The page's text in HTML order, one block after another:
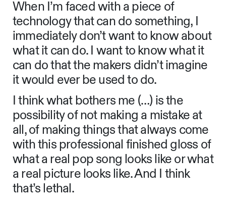
When I’m faced with a piece of
technology that can do something, I
immediately don’t want to know about
what it can do. I want to know what it
can do that the makers didn’t imagine
it would ever be used to do.
I think what bothers me (…) is the
possibility of not making a mistake at
all, of making things that always come
with this professional finished gloss of
what a real pop song looks like or what
a real picture looks like. And I think
that’s lethal.